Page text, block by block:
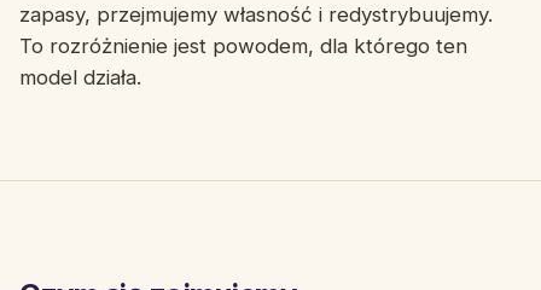
zapasy, przejmujemy własność i redystrybuujemy.
To rozróżnienie jest powodem, dla którego ten
model działa.